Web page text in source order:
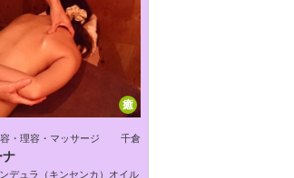
癒
・理容・マッサージ 千倉
ナ
デュラ（キンセンカ）オイル